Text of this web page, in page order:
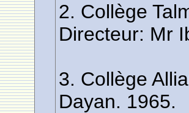
2. Collège
Directeur: Mr
3. Collège
Dayan. 1965.